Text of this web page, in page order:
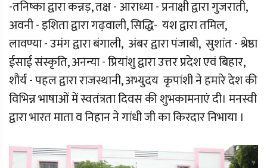
-तनिष्का द्वारा कन्नड़, तक्ष - आराध्या - प्रनाक्षी द्वारा गुजराती,
अवनी - इशिता द्वारा गढ़वाली, सिद्धि- यश द्वारा तमिल,
लावण्या - उमंग द्वारा बंगाली, अंबर द्वारा पंजाबी, सुशांत - श्रेष्ठा
ईसाई संस्कृति, अनन्या - प्रियांशु द्वारा उत्तर प्रदेश एवं बिहार,
शौर्य - पहल द्वारा राजस्थानी, अभ्युदय कृपांशी ने हमारे देश की
विभिन्न भाषाओं में स्वतंत्रता दिवस की शुभकामनाएं दी। मनस्वी
द्वारा भारत माता व निहान ने गांधी जी का किरदार निभाया ।